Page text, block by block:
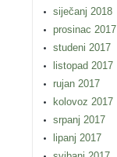
siječanj 2018
prosinac 2017
studeni 2017
listopad 2017
rujan 2017
kolovoz 2017
srpanj 2017
lipanj 2017